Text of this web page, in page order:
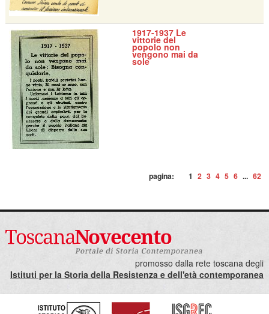
1917-1937 Le
vittorie del
popolo non
vengono mai da
sole
pagina: 1 2 3 4 5 6 ... 62
promosso dalla rete toscana degli
Istituti per la Storia della Resistenza e dell'età contemporanea